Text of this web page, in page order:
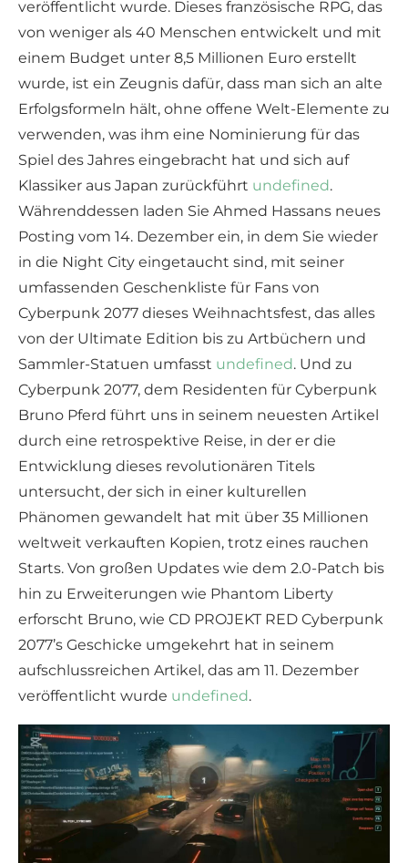
veröffentlicht wurde. Dieses französische RPG, das
von weniger als 40 Menschen entwickelt und mit
einem Budget unter 8,5 Millionen Euro erstellt
wurde, ist ein Zeugnis dafür, dass man sich an alte
Erfolgsformeln hält, ohne offene Welt-Elemente zu
verwenden, was ihm eine Nominierung für das
Spiel des Jahres eingebracht hat und sich auf
Klassiker aus Japan zurückführt undefined.
Währenddessen laden Sie Ahmed Hassans neues
Posting vom 14. Dezember ein, in dem Sie wieder
in die Night City eingetaucht sind, mit seiner
umfassenden Geschenkliste für Fans von
Cyberpunk 2077 dieses Weihnachtsfest, das alles
von der Ultimate Edition bis zu Artbüchern und
Sammler-Statuen umfasst undefined. Und zu
Cyberpunk 2077, dem Residenten für Cyberpunk
Bruno Pferd führt uns in seinem neuesten Artikel
durch eine retrospektive Reise, in der er die
Entwicklung dieses revolutionären Titels
untersucht, der sich in einer kulturellen
Phänomen gewandelt hat mit über 35 Millionen
weltweit verkauften Kopien, trotz eines rauchen
Starts. Von großen Updates wie dem 2.0-Patch bis
hin zu Erweiterungen wie Phantom Liberty
erforscht Bruno, wie CD PROJEKT RED Cyberpunk
2077’s Geschicke umgekehrt hat in seinem
aufschlussreichen Artikel, das am 11. Dezember
veröffentlicht wurde undefined.